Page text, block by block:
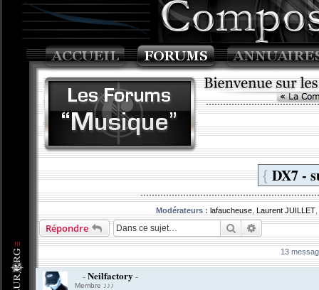
{ DX7 -
Modérateurs : lafaucheuse Laurent JUILLET
Répondre Rechercher
Recherche
13
-Neilfactory -
Membre ♪♪♪